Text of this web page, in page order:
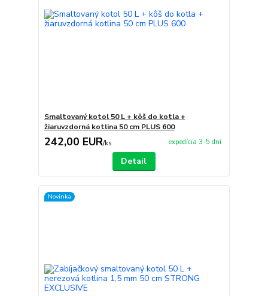
Smaltovaný kotol 50 L + kôš do kotla +
žiaruvzdorná kotlina 50 cm PLUS 600
242,00 EUR/ks expedícia 3-5 dní
Detail
Novinka